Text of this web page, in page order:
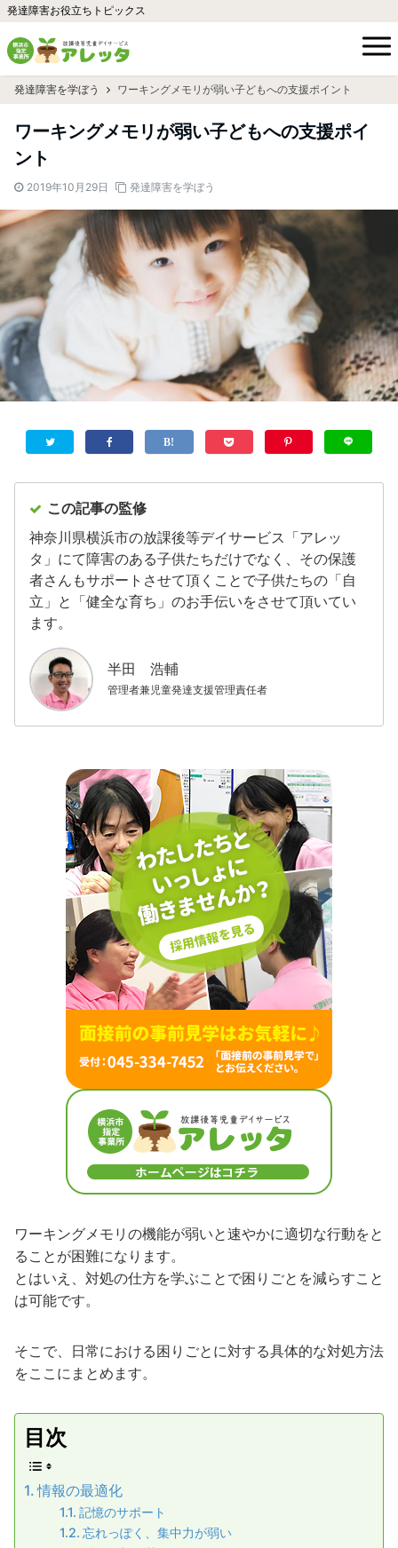
発達障害お役立ちトピックス
発達障害を学ぼう ワーキングメモリが弱い子どもへの支援ポイント
ワーキングメモリが弱い子どもへの支援ポイ
ント
2019年10月29日 発達障害を学ぼう
この記事の監修
神奈川県横浜市の放課後等デイサービス「アレッ
タ」にて障害のある子供たちだけでなく、その保護
者さんもサポートさせて頂くことで子供たちの「自
立」と「健全な育ち」のお手伝いをさせて頂いてい
ます。
半田 浩輔
管理者兼児童発達支援管理責任者
ワーキングメモリの機能が弱いと速やかに適切な行動をと
ることが困難になります。
とはいえ、対処の仕方を学ぶことで困りごとを減らすこと
は可能です。
そこで、日常における困りごとに対する具体的な対処方法
をここにまとめます。
目次
情報の最適化
記憶のサポート
忘れっぽく、集中力が弱い